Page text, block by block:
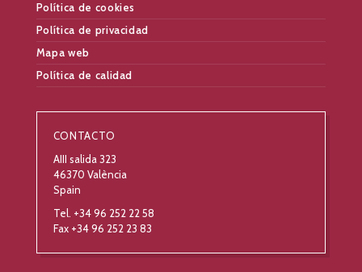
Política de cookies
Política de privacidad
Mapa web
Política de calidad
CONTACTO
AIII salida 323
46370 València
Spain
Tel. +34 96 252 22 58
Fax +34 96 252 23 83